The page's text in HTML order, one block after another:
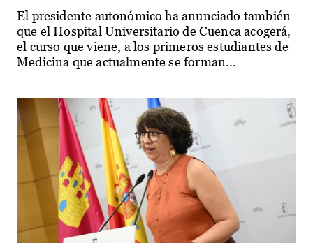
El presidente autonómico ha anunciado también
que el Hospital Universitario de Cuenca acogerá,
el curso que viene, a los primeros estudiantes de
Medicina que actualmente se forman...